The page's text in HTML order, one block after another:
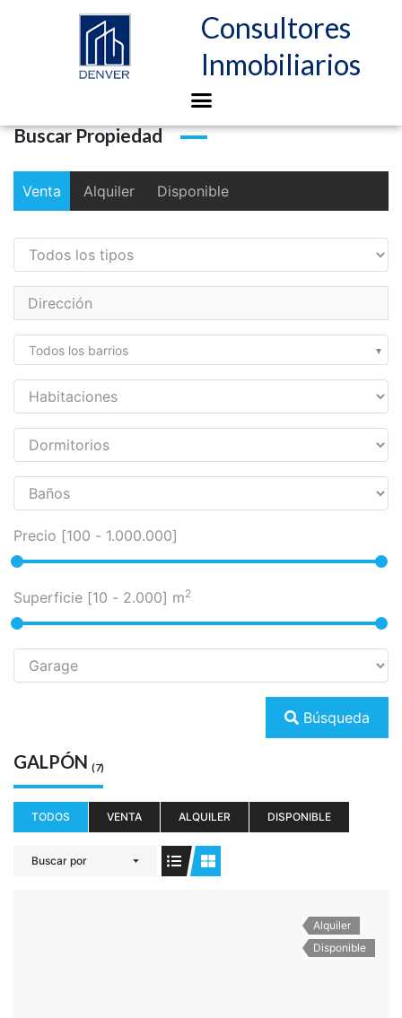
Consultores
Inmobiliarios
Buscar Propiedad
Venta Alquiler Disponible
Todos los barrios
Precio [100 - 1.000.000]
Superficie [10 - 2.000] m2
Búsqueda
GALPÓN (7)
TODOS VENTA ALQUILER DISPONIBLE
Buscar por
Alquiler
Disponible